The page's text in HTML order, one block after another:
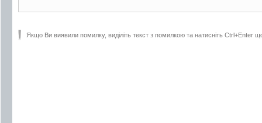
Якщо Ви виявили помилку, виділіть текст з помилкою та натисніть Ctrl+Enter